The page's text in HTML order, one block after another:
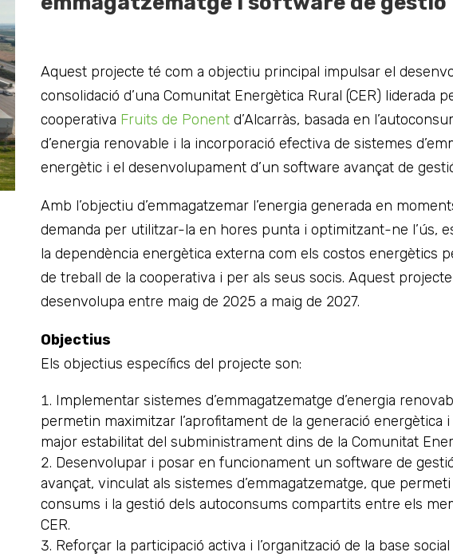
Aquest projecte té com a objectiu principal impulsar el
consolidació d’una Comunitat Energètica Rural (CER) liderada
cooperativa Fruits de Ponent d’Alcarràs, basada en
d’energia renovable i la incorporació efectiva de sistemes
energètic i el desenvolupament d’un software avançat de
Amb l’objectiu d’emmagatzemar l’energia generada en
demanda per utilitzar-la en hores punta i optimitzant-ne l’ús,
la dependència energètica externa com els costos energètics
de treball de la cooperativa i per als seus socis. Aquest
desenvolupa entre maig de 2025 a maig de 2027.
Objectius
Els objectius específics del projecte son:
Implementar sistemes d’emmagatzematge d’energia
permetin maximitzar l’aprofitament de la generació energètica
major estabilitat del subministrament dins de la Comunitat
Desenvolupar i posar en funcionament un software de
avançat, vinculat als sistemes d’emmagatzematge, que
consums i la gestió dels autoconsums compartits entre els
CER.
Reforçar la participació activa i l’organització de la base